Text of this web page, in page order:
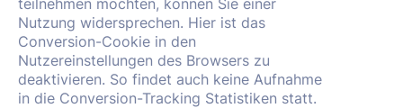
teilnehmen möchten, können Sie einer
Nutzung widersprechen. Hier ist das
Conversion-Cookie in den
Nutzereinstellungen des Browsers zu
deaktivieren. So findet auch keine Aufnahme
in die Conversion-Tracking Statistiken statt.